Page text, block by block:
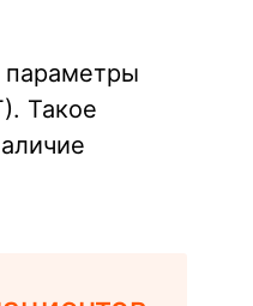
параметры
Такое